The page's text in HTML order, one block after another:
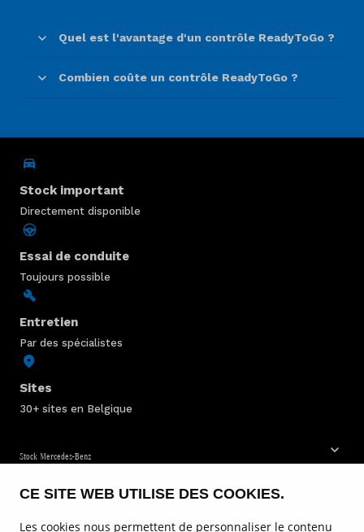
CE SITE WEB UTILISE DES COOKIES.
Les cookies nous permettent de personnaliser le contenu
Quel est l'avantage d'un contrôle ReadyToGo ?
Combien coûte un contrôle ReadyToGo ?
Stock important
Directement disponible
Essai de conduite
Toujours possible
Entretien
Par des spécialistes
Sites
30+ sites en Belgique
Stock Mercedes-Benz
Service & entretien
Voitures